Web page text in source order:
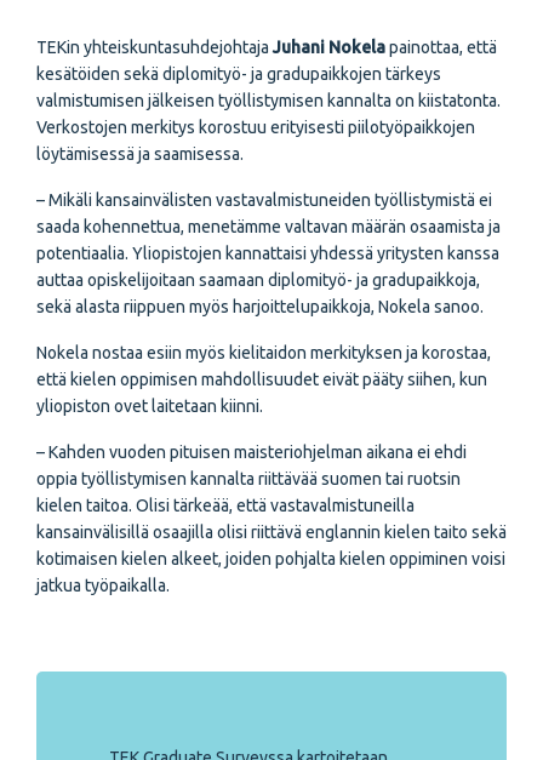
TEKin yhteiskuntasuhdejohtajaJuhani Nokelapainottaa, että
kesätöiden sekä diplomityö- ja gradupaikkojen tärkeys
valmistumisen jälkeisen työllistymisen kannalta on kiistatonta.
Verkostojen merkitys korostuu erityisesti piilotyöpaikkojen
löytämisessä ja saamisessa.
– Mikäli kansainvälisten vastavalmistuneiden työllistymistä ei
saada kohennettua, menetämme valtavan määrän osaamista ja
potentiaalia. Yliopistojen kannattaisi yhdessä yritysten kanssa
auttaa opiskelijoitaan saamaan diplomityö- ja gradupaikkoja,
sekä alasta riippuen myös harjoittelupaikkoja, Nokela sanoo.
Nokela nostaa esiin myös kielitaidon merkityksen ja korostaa,
että kielen oppimisen mahdollisuudet eivät pääty siihen, kun
yliopiston ovet laitetaan kiinni.
– Kahden vuoden pituisen maisteriohjelman aikana ei ehdi
oppia työllistymisen kannalta riittävää suomen tai ruotsin
kielen taitoa. Olisi tärkeää, että vastavalmistuneilla
kansainvälisillä osaajilla olisi riittävä englannin kielen taito sekä
kotimaisen kielen alkeet, joiden pohjalta kielen oppiminen voisi
jatkua työpaikalla.